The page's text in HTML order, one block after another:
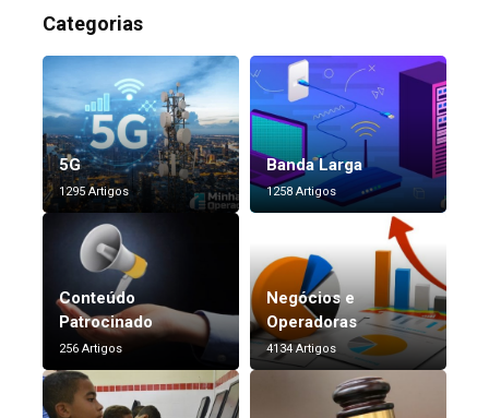
Categorias
5G
1295 Artigos
Banda Larga
1258 Artigos
Conteúdo
Patrocinado
256 Artigos
Negócios e
Operadoras
4134 Artigos